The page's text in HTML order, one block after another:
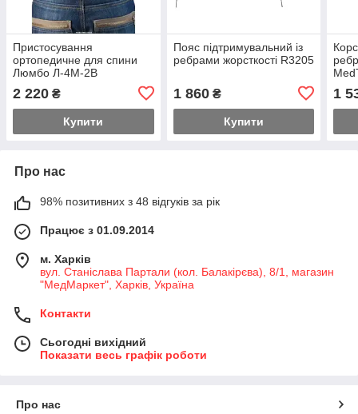
Пристосування
ортопедичне для спини
Люмбо Л-4М-2В
2 220 ₴
Купити
Пояс підтримувальний із
ребрами жорсткості R3205
1 860₴
Купити
1
Про нас
98% позитивних з 48 відгуків за рік
Працює з 01.09.2014
м. Харків
вул. Станіслава Партали (кол. Балакірєва), 8/1, магазин
"МедМаркет", Харків, Україна
Контакти
Сьогодні вихідний
Показати весь графік роботи
Про нас